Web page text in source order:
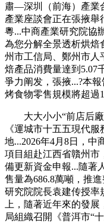
肅—深圳（前海）產業
產業座談會正在張掖舉
粵...中商產業研究院協
為您分解全景透析烘焙
州市工信局、鄭州市人
焙產品消費量達到5.07
爭力阐发，張掖...?本
烤食物零售規模將超過
大大小小“前店后廠
《運城市十五五現代
地...2026年4月8日，中
項目組赴江西省贛州市
備更新資金申報...隨著
售量為686.8萬噸，推
研究院院長袁建传授率
上，隨著近年來的發
局組織召開《普洱市“